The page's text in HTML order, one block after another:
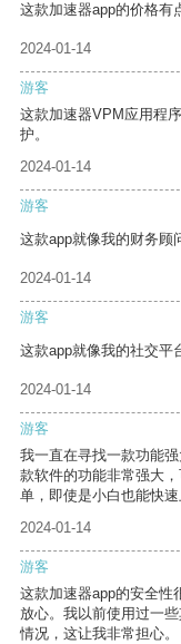
这款加速器app的价格有
2024-01-14
游客
这款加速器VPM应用程
护。
2024-01-14
游客
这款app就像我的财务顾
2024-01-14
游客
这款app就像我的社交平
2024-01-14
游客
我一直在寻找一款功能
款软件的功能非常强大
单，即使是小白也能快速
2024-01-14
游客
这款加速器app的安全性
放心。我以前使用过一
情况，这让我非常担心。